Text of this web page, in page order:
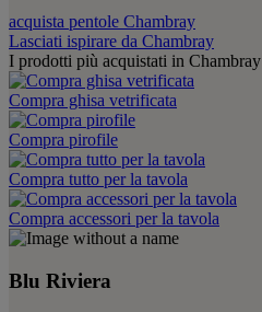
acquista pentole Chambray
Lasciati ispirare da Chambray
I prodotti più acquistati in Chambray
Compra ghisa vetrificata
Compra pirofile
Compra tutto per la tavola
Compra accessori per la tavola
Blu Riviera